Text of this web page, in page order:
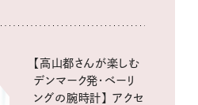
【高山都さんが楽しむ
デンマーク発・ベーリ
ングの腕時計】 アクセ